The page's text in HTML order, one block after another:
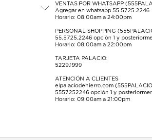
envío.envío.envío.envío.envío.
VENTAS POR WHATSAPP
Agregar en whatsapp 55.5725.2246
Horario: 08:00am a 24:00pm
PERSONAL SHOPPING
55.5725.2246 opción 1 y
Horario: 08:00am a 22:00pm
TARJETA PALACIO:
5229.1999
ATENCIÓN A CLIENTES
elpalaciodehierro.com
5557252246 opción 1 y
Horario: 09:00am a 21:00pm